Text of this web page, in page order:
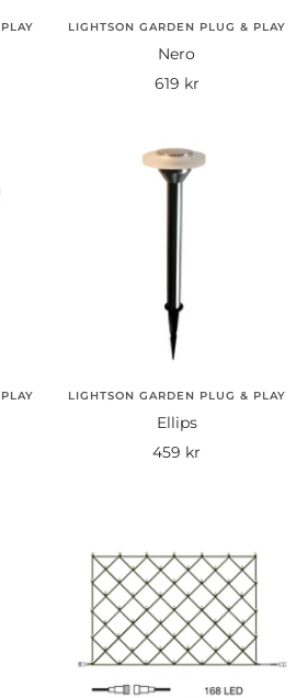
LIGHTSON GARDEN PLUG & PLAY
Nero
Rea-
619 kr
LIGHTSON GARDEN PLUG & PLAY
Ellips
Rea-
459 kr